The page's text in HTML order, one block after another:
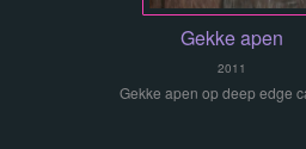
Gekke apen
2011
Gekke apen op deep edge